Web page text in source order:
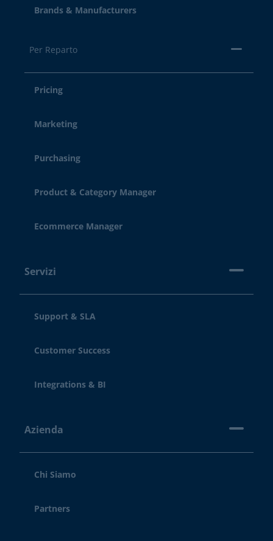
Brands & Manufacturers
Per Reparto
Pricing
Marketing
Purchasing
Product & Category Manager
Ecommerce Manager
Servizi
Support & SLA
Customer Success
Integrations & BI
Azienda
Chi Siamo
Partners